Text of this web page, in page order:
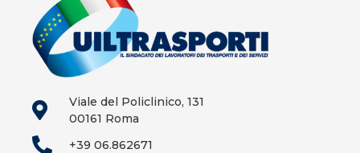
Viale del Policlinico, 131
00161 Roma
+39 06.862671